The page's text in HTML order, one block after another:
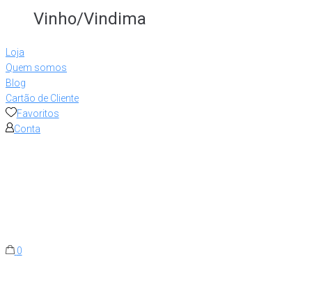
Vinho/Vindima
Loja
Quem somos
Blog
Cartão de Cliente
Favoritos
Conta
0